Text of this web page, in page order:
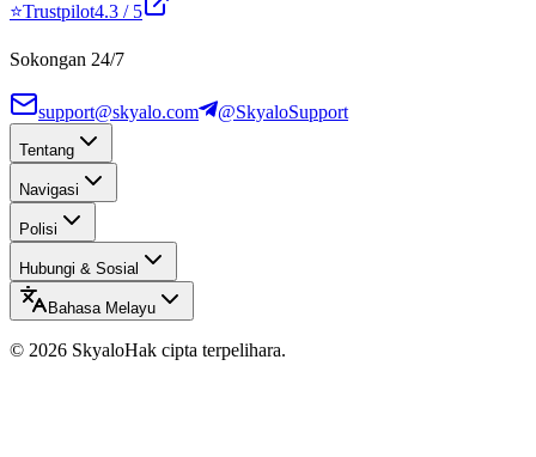
⭐Trustpilot4.3 / 5
Sokongan 24/7
support@skyalo.com @SkyaloSupport
Tentang
Navigasi
Polisi
Hubungi & Sosial
Bahasa Melayu
© 2026 SkyaloHak cipta terpelihara.